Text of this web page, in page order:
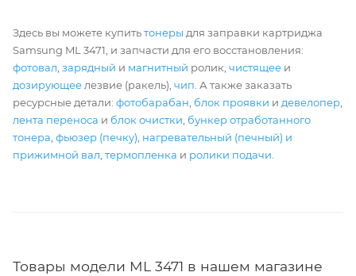
Здесь вы можете купитьтонеры для заправки картриджа
Samsung ML 3471, и запчасти для его восстановления:
фотовал зарядный и магнитный ролик, чистящее и
дозирующее лезвие (ракель), чип . А также заказать
ресурсные детали: фотобарабан блок проявки и девелопер
лента переноса и блок очистки бункер отработанного
тонера фьюзер (печку) нагревательный (печный) и
прижимной вал термопленка и ролики подачи
Товары модели ML 3471 в нашем магазине